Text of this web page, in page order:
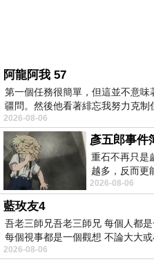
阿龍阿我 57
第一個任務很簡單，但這並不意
疆問。然後他看著緋忘我努力克
2026-08-06
彥五郎事件
重石不再只是
越多，反而更
習慣一如縱容
2026-08-06
藍玫友4
吾老三師兄吾老三師兄 每個人都
每個視事都是一個觀想 不論大大
2026-08-06